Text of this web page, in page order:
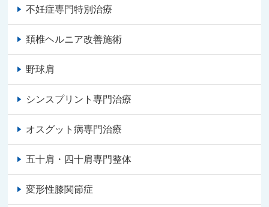
不妊症専門特別治療
頚椎ヘルニア改善施術
野球肩
シンスプリント専門治療
オスグット病専門治療
五十肩・四十肩専門整体
変形性膝関節症